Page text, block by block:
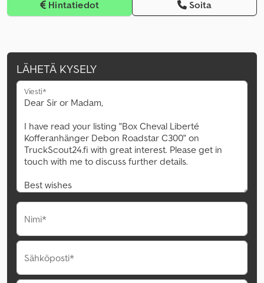
Hintatiedot Soita
LÄHETÄ KYSELY
Viesti*
Nimi*
Sähköposti*